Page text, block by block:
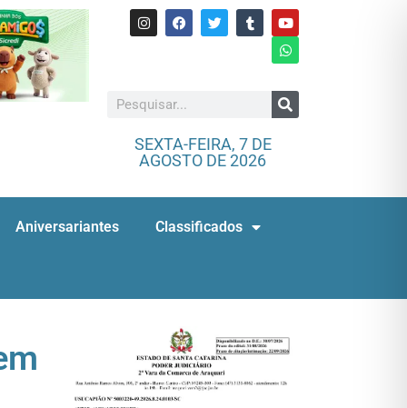
SEXTA-FEIRA, 7 DE
AGOSTO DE 2026
Aniversariantes Classificados